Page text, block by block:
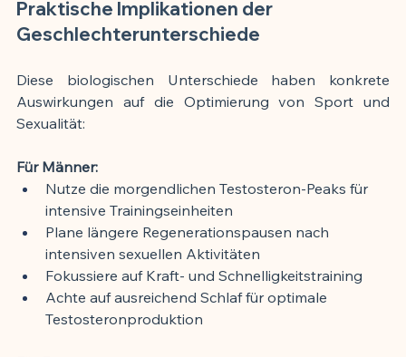
Praktische Implikationen der
Geschlechterunterschiede
Diese biologischen Unterschiede haben konkrete
Auswirkungen auf die Optimierung von Sport und
Sexualität:
Für Männer:
Nutze die morgendlichen Testosteron-Peaks für
intensive Trainingseinheiten
Plane längere Regenerationspausen nach
intensiven sexuellen Aktivitäten
Fokussiere auf Kraft- und Schnelligkeitstraining
Achte auf ausreichend Schlaf für optimale
Testosteronproduktion